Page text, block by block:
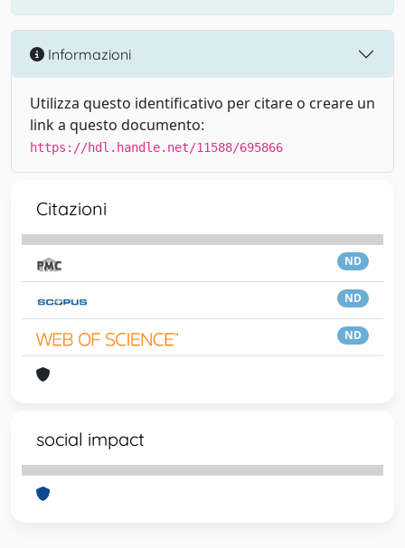
Informazioni
Utilizza questo identificativo per citare o creare un
link a questo documento:
https://hdl.handle.net/11588/695866
Citazioni
ND
ND
ND
social impact